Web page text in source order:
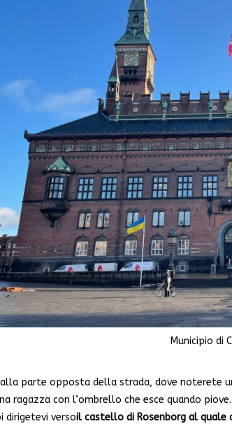
Municipio di
parte opposta della strada, dove noterete
ragazza con l’ombrello che esce quando piove.
dirigetevi versoil castello di Rosenborg al quale